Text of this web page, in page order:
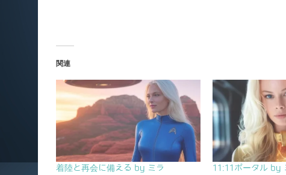
関連
着陸と再会に備える by ミラ
11:11ポータル by